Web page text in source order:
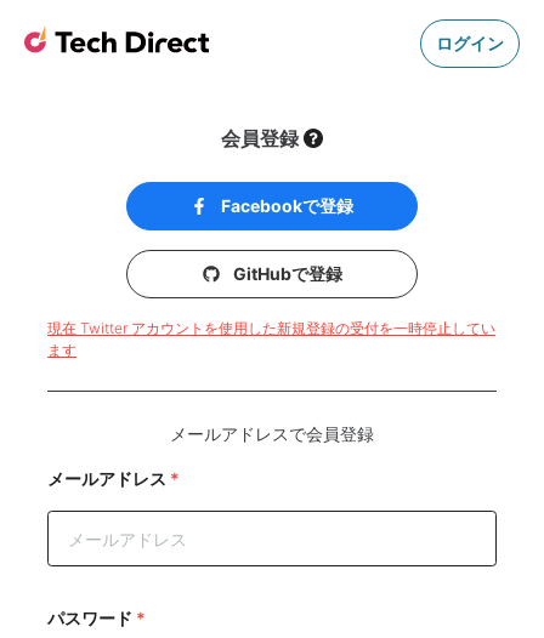
ログイン
会員登録
Facebookで登録
GitHubで登録
現在 Twitter アカウントを使用した新規登録の受付を一時停止してい
ます
メールアドレスで会員登録
メールアドレス *
パスワード *